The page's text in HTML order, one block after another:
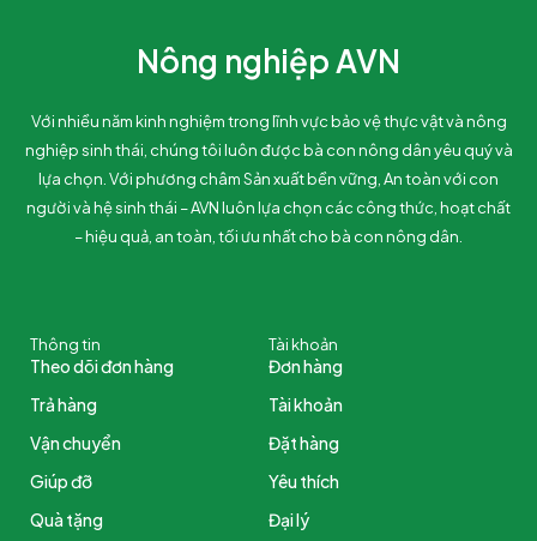
Nông nghiệp AVN
Với nhiều năm kinh nghiệm trong lĩnh vực bảo vệ thực vật và nông
nghiệp sinh thái, chúng tôi luôn được bà con nông dân yêu quý và
lựa chọn. Với phương châm Sản xuất bền vững, An toàn với con
người và hệ sinh thái – AVN luôn lựa chọn các công thức, hoạt chất
– hiệu quả, an toàn, tối ưu nhất cho bà con nông dân.
Thông tin
Theo dõi đơn hàng
Trả hàng
Vận chuyển
Giúp đỡ
Quà tặng
Tài khoản
Đơn hàng
Tài khoản
Đặt hàng
Yêu thích
Đại lý